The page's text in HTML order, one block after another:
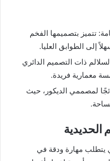
تتميز بتصميمها الفخم
إلى الطوابق العليا.
ذات التصميم الدائري
معمارية فريدة.
لمصممي الديكور، حيث
الحديدية
يتطلب مهارة ودقة في